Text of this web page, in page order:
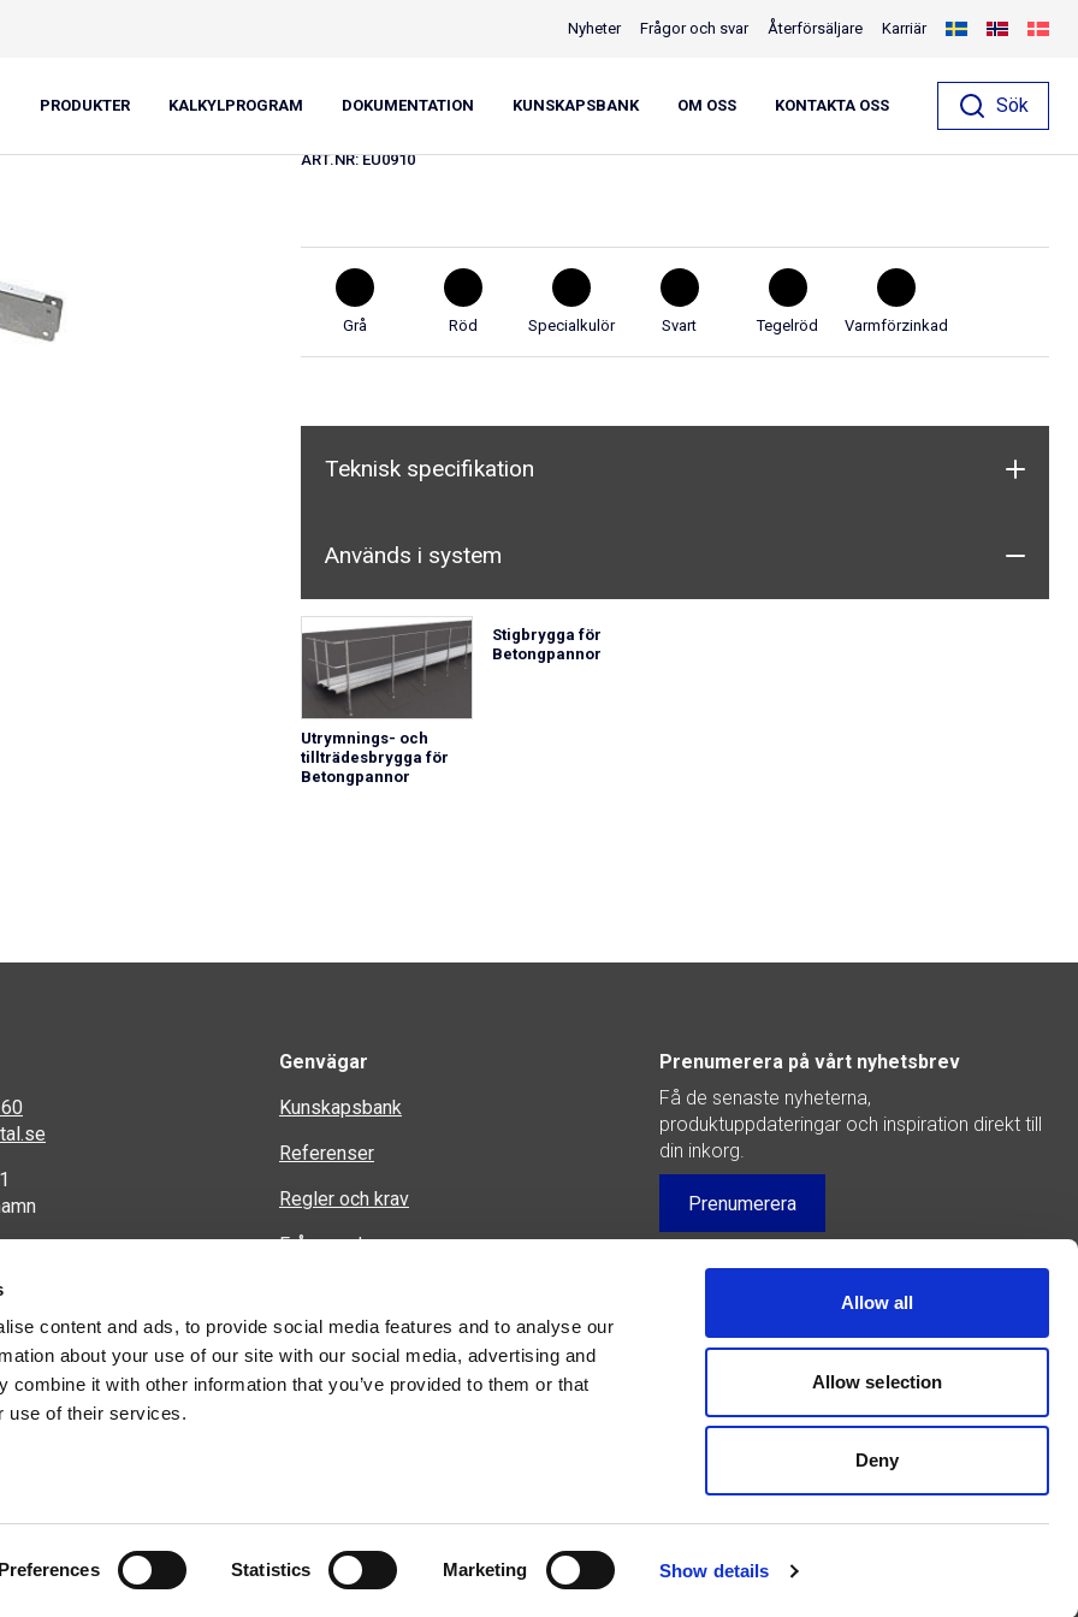
content and ads, to provide social media features and to analyse our
about your use of our site with our social media, advertising and
combine it with other information that you’ve provided to them or that
use of their services.
Preferences Statistics Marketing Show details
Allow all
Allow selection
Deny
Sök
PRODUKTER KALKYLPROGRAM DOKUMENTATION KUNSKAPSBANK OM OSS KONTAKTA OSS
Nyheter Frågor och svar Återförsäljare Karriär
Bärbalk EU-Brygga,
ART.NR:EU0910
Grå Röd Specialkulör Svart Tegelröd Varmförzinkad
Teknisk specifikation
Används i system
Utrymnings- och
tillträdesbrygga för
Betongpannor
Stigbrygga för
Betongpannor
Genvägar
Kunskapsbank
Referenser
Regler och krav
Frågor och svar
Kontakta oss
Prenumerera på vårt nyhetsbrev
Få de senaste nyheterna,
produktuppdateringar och inspiration direkt till
din inkorg.
Prenumerera